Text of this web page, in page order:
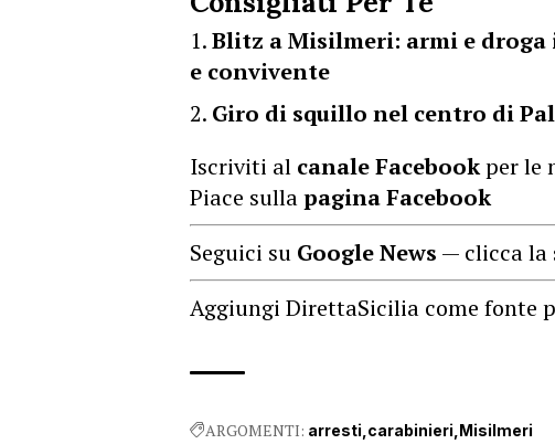
Blitz a Misilmeri: armi e
e convivente
Giro di squillo nel centro di
Iscriviti al canale Facebookper le
Piace sullapagina Facebook
Seguici su Google News — clicca la
Aggiungi DirettaSicilia come fonte
ARGOMENTI: arresti carabinieri Misilmeri